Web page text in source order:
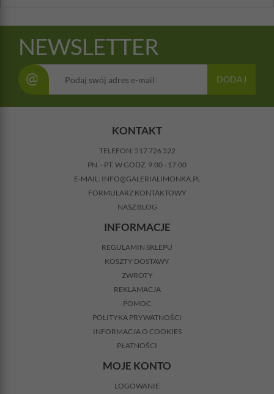
NEWSLETTER
@ DODAJ
KONTAKT
TELEFON: 517 726 522
PN. - PT. W GODZ. 9:00 - 17:00
E-MAIL: INFO@GALERIALIMONKA.PL
FORMULARZ KONTAKTOWY
NASZ BLOG
INFORMACJE
REGULAMIN SKLEPU
KOSZTY DOSTAWY
ZWROTY
REKLAMACJA
POMOC
POLITYKA PRYWATNOŚCI
INFORMACJA O COOKIES
PŁATNOŚCI
MOJE KONTO
LOGOWANIE